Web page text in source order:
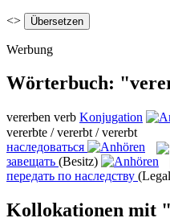
<>
Werbung
Wörterbuch:
vererben verb Konjugation
vererbte / vererbt / vererbt
наследоваться
завещать (Besitz)
передать по наследству
Kollokationen mit